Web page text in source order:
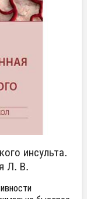
инсульта.
Л. В.